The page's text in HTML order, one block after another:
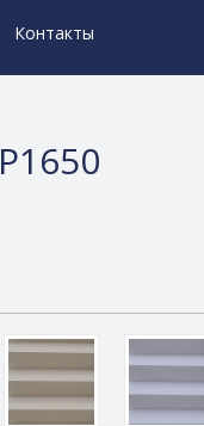
Контакты
Р1650